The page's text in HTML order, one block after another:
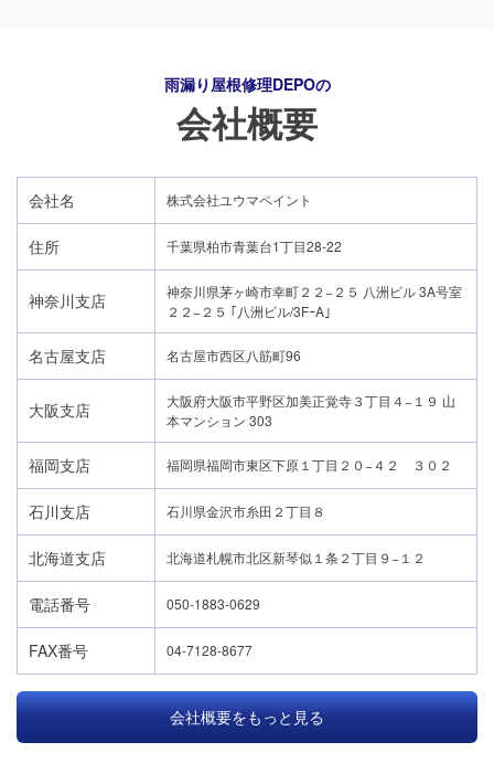
雨漏り屋根修理DEPOの
会社概要
会社名 株式会社ユウマペイント
住所 千葉県柏市青葉台1丁目28-22
神奈川支店
神奈川県茅ヶ崎市幸町２２−２５ 八洲ビル 3A号室
２２−２５ ｢八洲ビル/3FｰA｣
名古屋支店 名古屋市西区八筋町96
大阪支店
大阪府大阪市平野区加美正覚寺３丁目４−１９ 山
本マンション 303
福岡支店 福岡県福岡市東区下原１丁目２０−４２ ３０２
石川支店 石川県金沢市糸田２丁目８
北海道支店 北海道札幌市北区新琴似１条２丁目９−１２
電話番号 050-1883-0629
FAX番号 04-7128-8677
会社概要をもっと見る